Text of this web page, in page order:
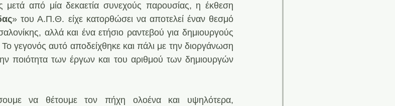
μετά από μία δεκαετία συνεχούς παρουσίας, η έκθεση
» του Α.Π.Θ. είχε κατορθώσει να αποτελεί έναν θεσμό
αλλά και ένα ετήσιο ραντεβού για δημιουργούς
γεγονός αυτό αποδείχθηκε και πάλι με την διοργάνωση
ποιότητα των έργων και του αριθμού των δημιουργών
να θέτουμε τον πήχη ολοένα και υψηλότερα,